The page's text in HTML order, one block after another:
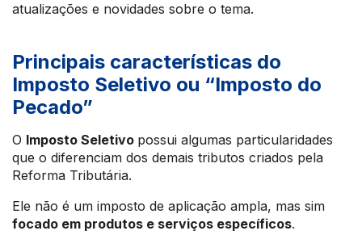
atualizações e novidades sobre o tema.
Principais características do
Imposto Seletivo ou “Imposto do
Pecado”
O Imposto Seletivo possui algumas particularidades
que o diferenciam dos demais tributos criados pela
Reforma Tributária.
Ele não é um imposto de aplicação ampla, mas sim
focado em produtos e serviços específicos.